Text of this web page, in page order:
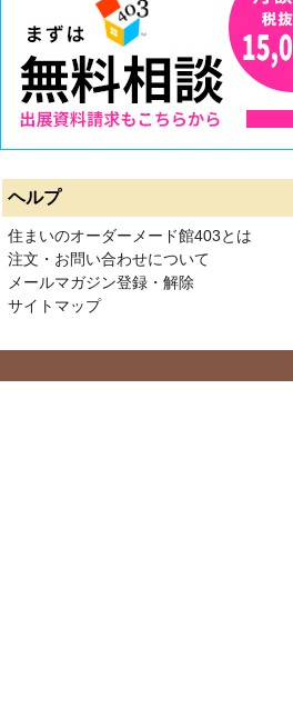
ヘルプ
住まいのオーダーメード館403とは
注文・お問い合わせについて
メールマガジン登録・解除
サイトマップ